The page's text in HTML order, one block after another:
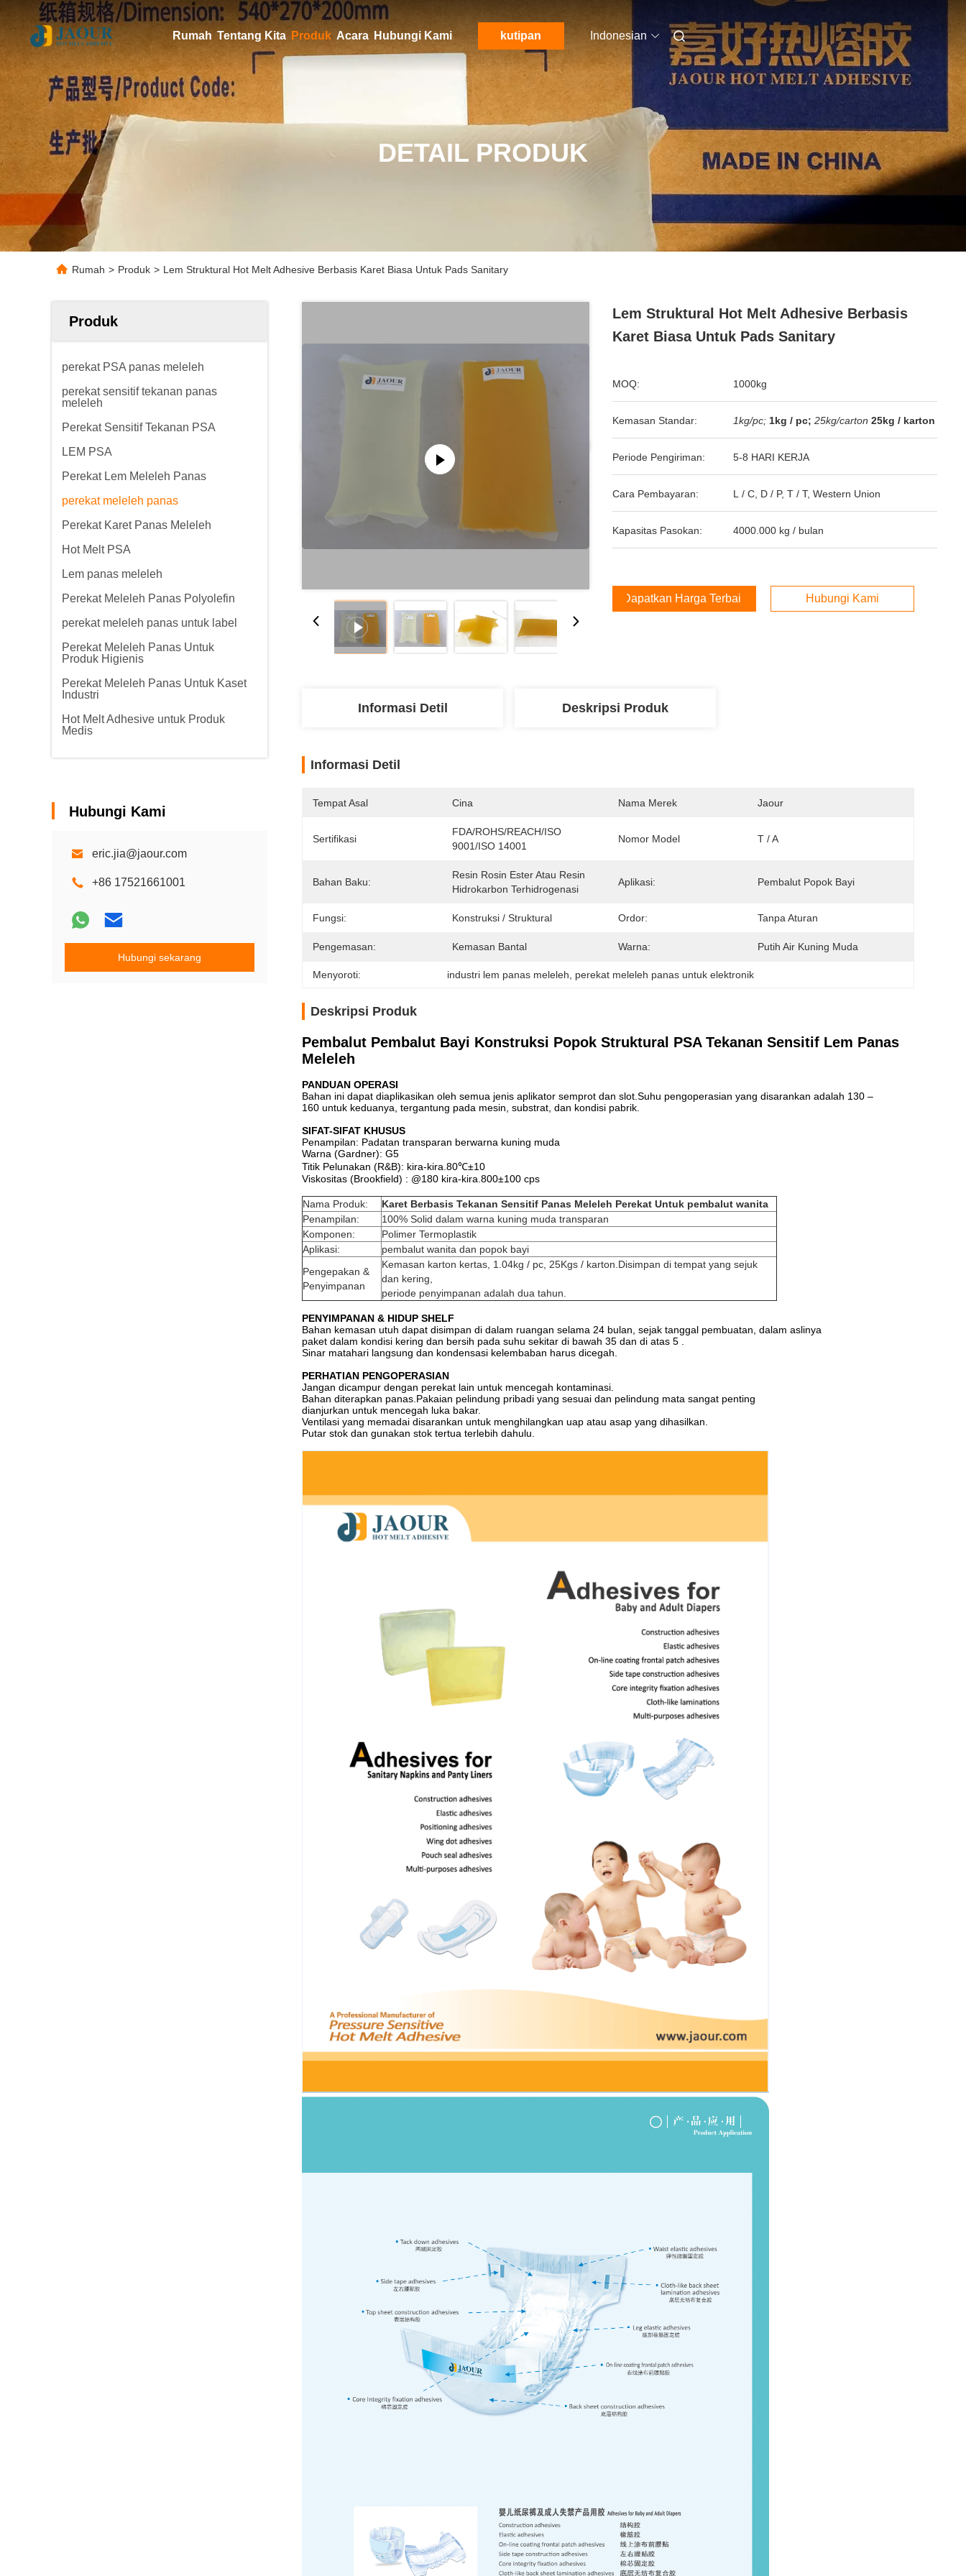
Rumah Tentang Kita Produk Acara Hubungi Kami kutipan Indonesian
DETAIL PRODUK
Rumah > Produk > Lem Struktural Hot Melt Adhesive Berbasis Karet Biasa Untuk Pads Sanitary
Produk
perekat PSA panas meleleh
perekat sensitif tekanan panas
meleleh
Perekat Sensitif Tekanan PSA
LEM PSA
Perekat Lem Meleleh Panas
perekat meleleh panas
Perekat Karet Panas Meleleh
Hot Melt PSA
Lem panas meleleh
Perekat Meleleh Panas Polyolefin
perekat meleleh panas untuk label
Perekat Meleleh Panas Untuk
Produk Higienis
Perekat Meleleh Panas Untuk Kaset
Industri
Hot Melt Adhesive untuk Produk
Medis
Hubungi Kami
eric.jia@jaour.com
+86 17521661001
Hubungi sekarang
Lem Struktural Hot Melt Adhesive Berbasis
Karet Biasa Untuk Pads Sanitary
MOQ: 1000kg
Kemasan Standar: 1kg/pc; 1kg / pc; 25kg/carton 25kg / karton
Periode Pengiriman: 5-8 HARI KERJA
Cara Pembayaran: L / C, D / P, T / T, Western Union
Kapasitas Pasokan: 4000.000 kg / bulan
Dapatkan Harga Terbaik Hubungi Kami
Informasi Detil Deskripsi Produk
Informasi Detil
Tempat Asal Cina Nama Merek Jaour
Sertifikasi
FDA/ROHS/REACH/ISO
9001/ISO 14001
Nomor Model T / A
Bahan Baku:
Resin Rosin Ester Atau Resin
Hidrokarbon Terhidrogenasi
Aplikasi: Pembalut Popok Bayi
Fungsi: Konstruksi / Struktural Ordor: Tanpa Aturan
Pengemasan: Kemasan Bantal Warna: Putih Air Kuning Muda
Menyoroti: industri lem panas meleleh perekat meleleh panas untuk elektronik
Deskripsi Produk
Pembalut Pembalut Bayi Konstruksi Popok Struktural PSA Tekanan Sensitif Lem Panas
Meleleh
PANDUAN OPERASI
Bahan ini dapat diaplikasikan oleh semua jenis aplikator semprot dan slot.Suhu pengoperasian yang disarankan adalah 130 –
160 untuk keduanya, tergantung pada mesin, substrat, dan kondisi pabrik.
SIFAT-SIFAT KHUSUS
Penampilan: Padatan transparan berwarna kuning muda
Warna (Gardner): G5
Titik Pelunakan (R&B): kira-kira.80℃±10
Viskositas (Brookfield) : @180 kira-kira.800±100 cps
Nama Produk:
Karet Berbasis Tekanan Sensitif Panas Meleleh Perekat Untuk pembalut wanita
Penampilan:
100% Solid dalam warna kuning muda transparan
Komponen:
Polimer Termoplastik
Aplikasi:
pembalut wanita dan popok bayi
Pengepakan &
Penyimpanan
Kemasan karton kertas, 1.04kg / pc, 25Kgs / karton.Disimpan di tempat yang sejuk
dan kering,
periode penyimpanan adalah dua tahun.
PENYIMPANAN & HIDUP SHELF
Bahan kemasan utuh dapat disimpan di dalam ruangan selama 24 bulan, sejak tanggal pembuatan, dalam aslinya
paket dalam kondisi kering dan bersih pada suhu sekitar di bawah 35 dan di atas 5 .
Sinar matahari langsung dan kondensasi kelembaban harus dicegah.
PERHATIAN PENGOPERASIAN
Jangan dicampur dengan perekat lain untuk mencegah kontaminasi.
Bahan diterapkan panas.Pakaian pelindung pribadi yang sesuai dan pelindung mata sangat penting
dianjurkan untuk mencegah luka bakar.
Ventilasi yang memadai disarankan untuk menghilangkan uap atau asap yang dihasilkan.
Putar stok dan gunakan stok tertua terlebih dahulu.